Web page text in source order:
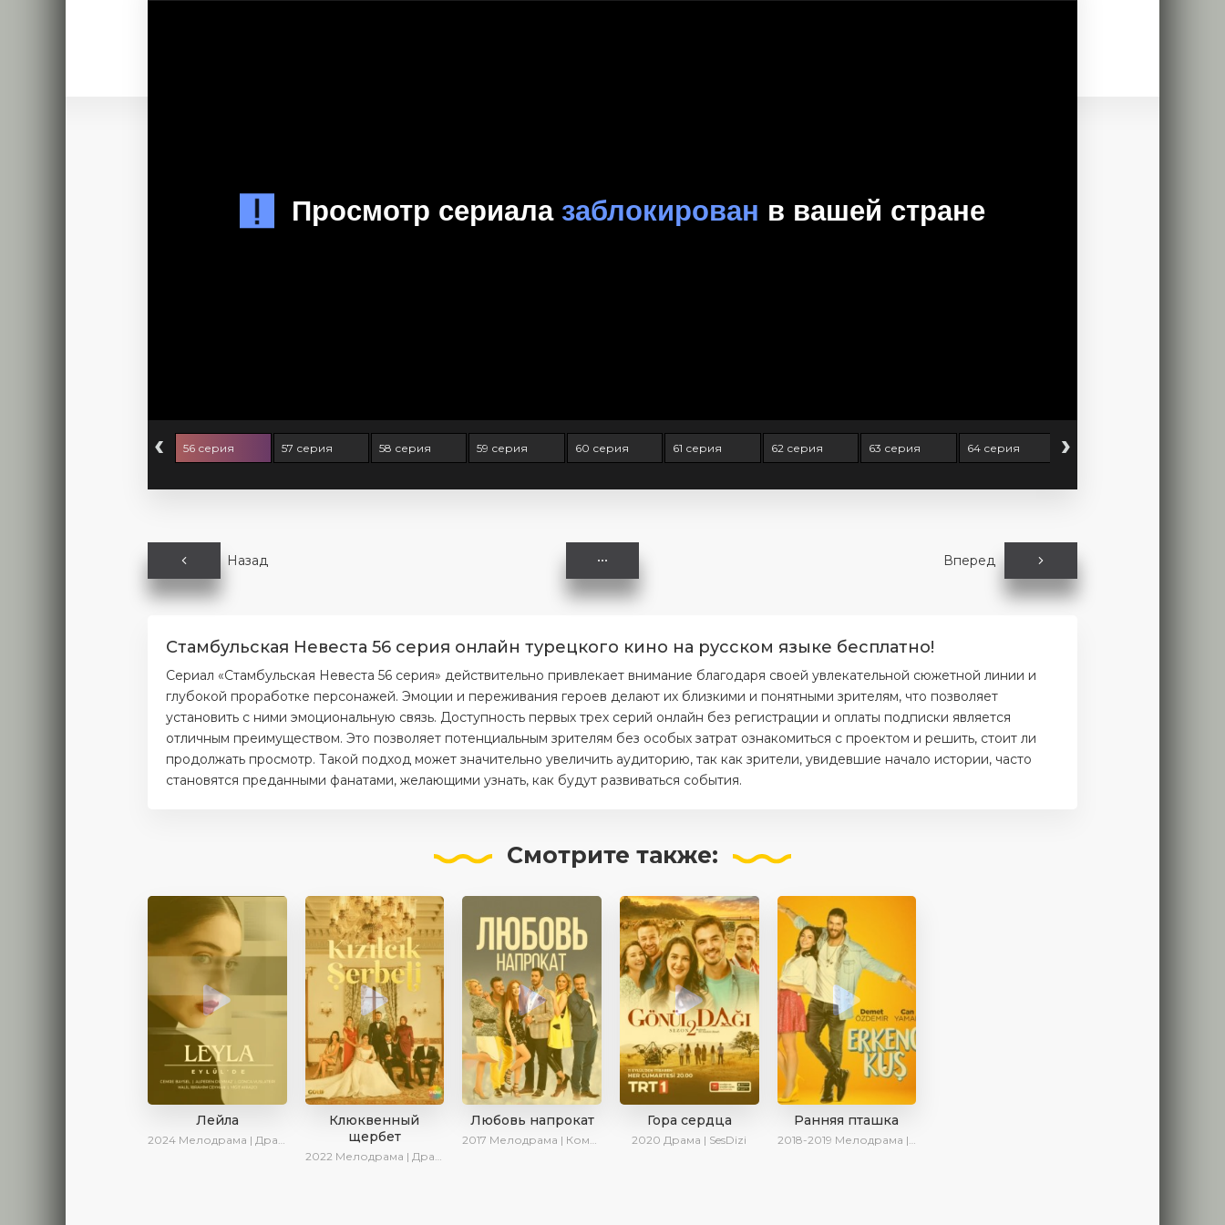
‹ 56 серия 57 серия 58 серия 59 серия 60 серия 61 серия 62 серия 63 серия 64 серия 65 серия
›
Назад Вперед
Стамбульская Невеста 56 серия онлайн турецкого кино на русском языке бесплатно!
Сериал «Стамбульская Невеста 56 серия» действительно привлекает внимание благодаря своей увлекательной сюжетной линии и
глубокой проработке персонажей. Эмоции и переживания героев делают их близкими и понятными зрителям, что позволяет
установить с ними эмоциональную связь. Доступность первых трех серий онлайн без регистрации и оплаты подписки является
отличным преимуществом. Это позволяет потенциальным зрителям без особых затрат ознакомиться с проектом и решить, стоит ли
продолжать просмотр. Такой подход может значительно увеличить аудиторию, так как зрители, увидевшие начало истории, часто
становятся преданными фанатами, желающими узнать, как будут развиваться события.
Смотрите также:
Лейла
2024 Мелодрама | Драма | Ирина Котова | AveTurk | AlisaDirilis | Сериалы 2024
Клюквенный
щербет
2022 Мелодрама | Драма | SesDizi
Любовь напрокат
2017 Мелодрама | Комедия | Ирина Котова
Гора сердца
2020 Драма | SesDizi
Ранняя пташка
2018-2019 Мелодрама | Драма | Комедия | SesDizi | Ирина Котова